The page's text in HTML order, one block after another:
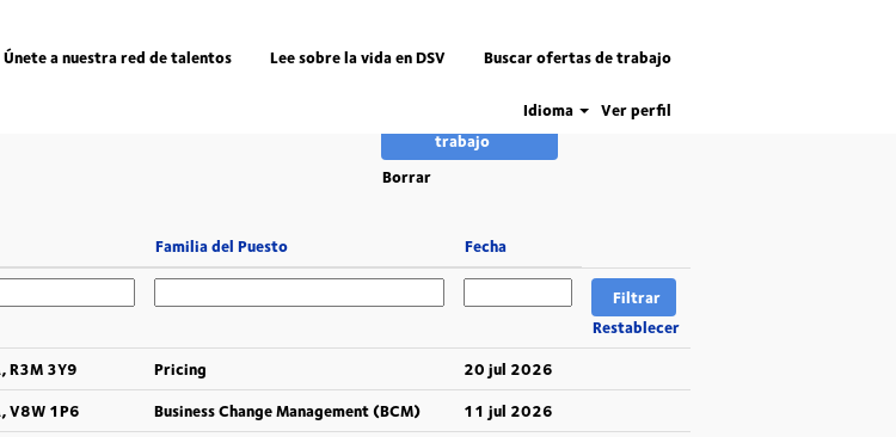
Únete a nuestra red de talentos Lee sobre la vida en DSV Buscar ofertas de trabajo
Idioma Ver perfil
Borrar
Familia del Puesto Fecha
Restablecer
R3M 3Y9 Pricing
20 jul 2026
V8W 1P6 Business Change Management (BCM)
11 jul 2026